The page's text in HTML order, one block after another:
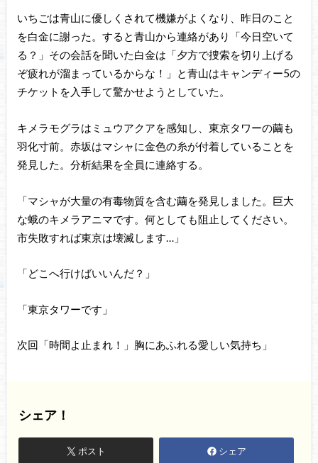
いちごは青山に優しくされて機嫌がよくなり、昨日のこと
を白金に謝った。すると青山から連絡があり「今日空いて
る？」その会話を聞いた白金は「夕方で捜索を切り上げる
ぞ疲れが溜まっているからな！」と青山はキャンディー5の
チケットを入手して驚かせようとしていた。
キメラモグラはミュウアクアを感知し、東京タワーの繭も
羽化寸前。赤坂はマシャに金色の糸が付着していることを
発見した。分析結果を全員に連絡する。
「マシャが大量の有毒物質を含む繭を発見しました。巨大
な蛾のキメラアニマです。何としても阻止してください。
市失敗すれば東京は壊滅します…」
「どこへ行けばいいんだ？」
「東京タワーです」
次回「時間よ止まれ！」胸にあふれる愛しい気持ち」
シェア！
ポスト シェア